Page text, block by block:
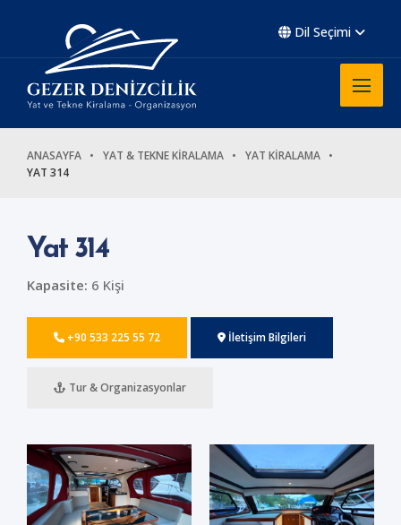
Dil Seçimi
ANASAYFA YAT & TEKNE KİRALAMA
YAT KİRALAMA
YAT 314
Yat 314
Kapasite: 6 Kişi
+90 533 225 55 72 İletişim Bilgileri
Tur & Organizasyonlar